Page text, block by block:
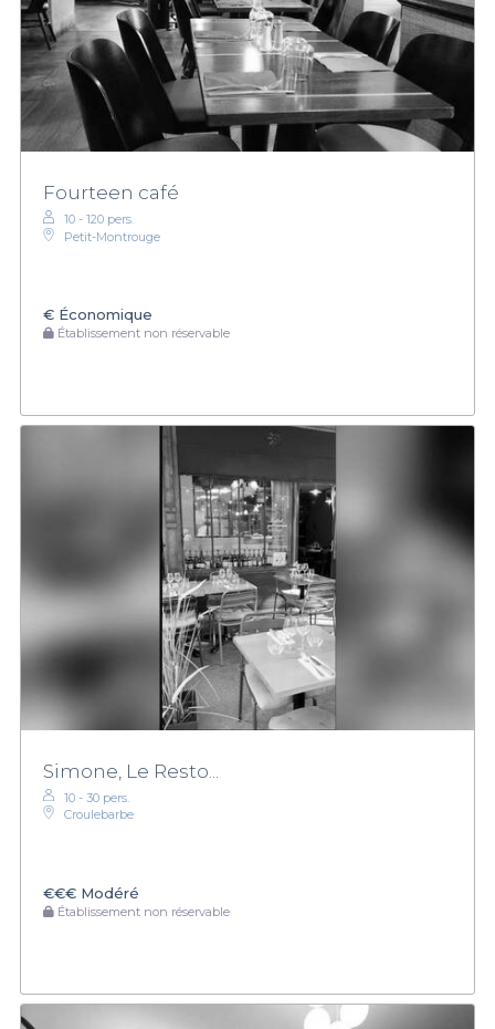
Fourteen café
10 - 120 pers.
Petit-Montrouge
€ Économique
Établissement non réservable
Simone, Le Resto...
10 - 30 pers.
Croulebarbe
€€€ Modéré
Établissement non réservable